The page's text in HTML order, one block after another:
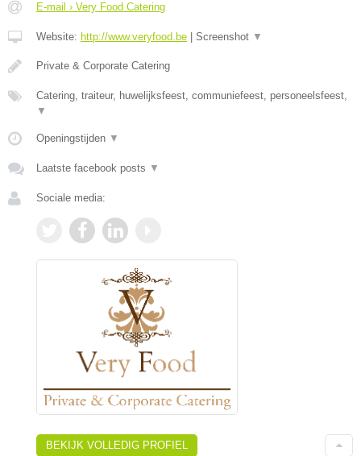
E-mail › Very Food Catering
Website: http://www.veryfood.be Screenshot ▼
Private & Corporate Catering
Catering, traiteur, huwelijksfeest, communiefeest, personeelsfeest,
▼
Openingstijden ▼
Laatste facebook posts ▼
Sociale media:
BEKIJK VOLLEDIG PROFIEL